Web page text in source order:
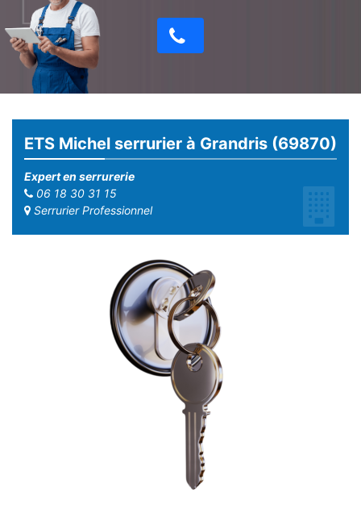
ETS Michel serrurier à Grandris (69870)
Expert en serrurerie
06 18 30 31 15
Serrurier Professionnel